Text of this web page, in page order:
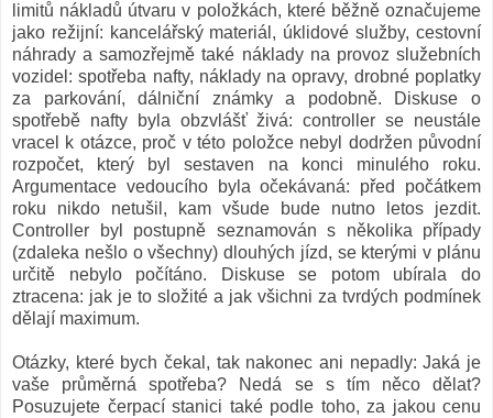
limitů nákladů útvaru v položkách, které běžně označujeme
jako režijní: kancelářský materiál, úklidové služby, cestovní
náhrady a samozřejmě také náklady na provoz služebních
vozidel: spotřeba nafty, náklady na opravy, drobné poplatky
za parkování, dálniční známky a podobně. Diskuse o
spotřebě nafty byla obzvlášť živá: controller se neustále
vracel k otázce, proč v této položce nebyl dodržen původní
rozpočet, který byl sestaven na konci minulého roku.
Argumentace vedoucího byla očekávaná: před počátkem
roku nikdo netušil, kam všude bude nutno letos jezdit.
Controller byl postupně seznamován s několika případy
(zdaleka nešlo o všechny) dlouhých jízd, se kterými v plánu
určitě nebylo počítáno. Diskuse se potom ubírala do
ztracena: jak je to složité a jak všichni za tvrdých podmínek
dělají maximum.
Otázky, které bych čekal, tak nakonec ani nepadly: Jaká je
vaše průměrná spotřeba? Nedá se s tím něco dělat?
Posuzujete čerpací stanici také podle toho, za jakou cenu